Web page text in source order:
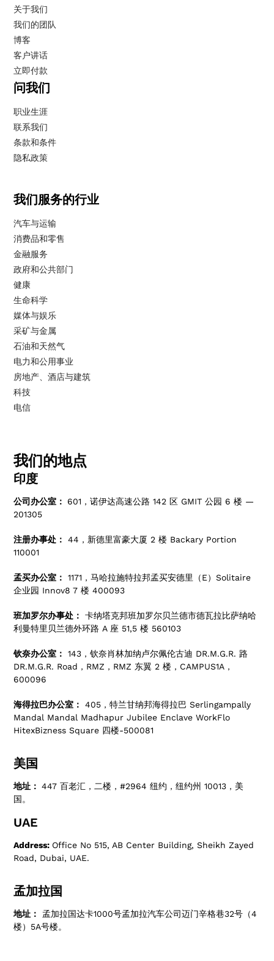
关于我们
我们的团队
博客
客户讲话
立即付款
问我们
职业生涯
联系我们
条款和条件
隐私政策
我们服务的行业
汽车与运输
消费品和零售
金融服务
政府和公共部门
健康
生命科学
媒体与娱乐
采矿与金属
石油和天然气
电力和公用事业
房地产、酒店与建筑
科技
电信
我们的地点
印度
公司办公室： 601，诺伊达高速公路 142 区 GMIT 公园 6 楼 —
201305
注册办事处：
44，新德里富豪大厦 2 楼 Backary Portion
110001
孟买办公室：
1171，马哈拉施特拉邦孟买安德里（E）Solitaire
企业园 Innov8 7 楼 400093
班加罗尔办事处：
卡纳塔克邦班加罗尔贝兰德市德瓦拉比萨纳哈
利曼特里贝兰德外环路 A 座 51,5 楼 560103
钦奈办公室：
143，钦奈肖林加纳卢尔佩伦古迪 DR.M.G.R. 路
DR.M.G.R. Road，RMZ，RMZ 东翼 2 楼，CAMPUS1A，
600096
海得拉巴办公室：
405，特兰甘纳邦海得拉巴 Serlingampally
Mandal Mandal Madhapur Jubilee Enclave WorkFlo
HitexBizness Square 四楼-500081
美国
地址：447 百老汇，二楼，#2964 纽约，纽约州 10013，美
国。
UAE
Address: Office No 515, AB Center Building, Sheikh Zayed
Road, Dubai, UAE.
孟加拉国
地址：
孟加拉国达卡1000号孟加拉汽车公司迈门辛格巷32号（4
楼）5A号楼。